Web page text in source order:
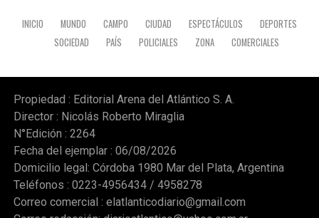
INICIO MUNDO CAMPO CIUDAD ESPECTÁCULOS
DEPORTES
SOCIEDAD
PAÍS POLICIALES ZONA COMERCIALES
Propiedad : Editorial Arena del Atlántico S. A.
Director : Nicolás Roberto Miraglia
N°Edición : 2264
Fecha del ejemplar : 06/08/2026
Domicilio legal: Córdoba 1980 Mar del Plata, Argentina
Teléfonos : 0223-4956434 / 4958278
Correo comercial : elatlanticodiario@gmail.com